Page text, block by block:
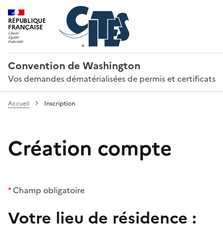
RÉPUBLIQUE
FRANÇAISE
Convention de Washington
Vos demandes dématérialisées de permis et certificats
Accueil Inscription
Création compte
*Champ obligatoire
Votre lieu de résidence :